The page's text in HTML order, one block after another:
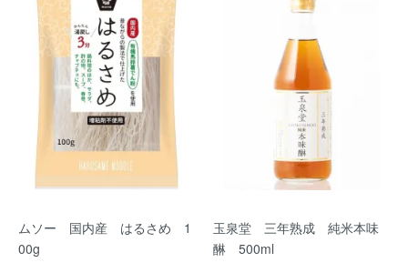
ムソー 国内産 はるさめ 1
00g
玉泉堂 三年熟成 純米本味
醂 500ml